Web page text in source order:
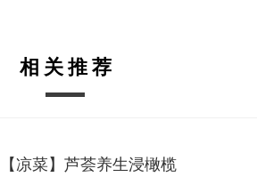
相关推荐
【凉菜】芦荟养生浸橄榄